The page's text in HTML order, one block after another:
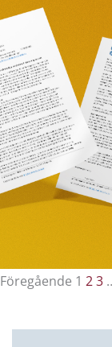
Föregående 1 2 3